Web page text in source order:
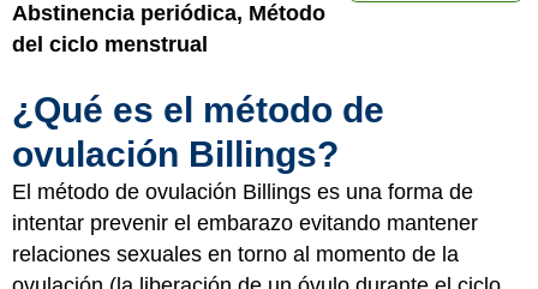
Abstinencia periódica, Método
del ciclo menstrual
¿Qué es el método de
ovulación Billings?
El método de ovulación Billings es una forma de
intentar prevenir el embarazo evitando mantener
relaciones sexuales en torno al momento de la